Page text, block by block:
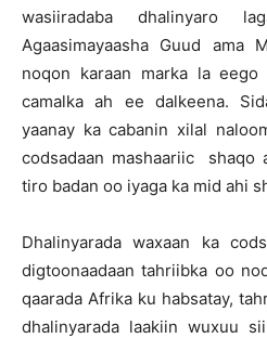
wasiiradaba dhalinyaro
Agaasimayaasha Guud ama
noqon karaan marka la eego
camalka ah ee dalkeena.
yaanay ka cabanin xilal
codsadaan mashaariic
tiro badan oo iyaga ka mid ahi
Dhalinyarada waxaan ka
digtoonaadaan tahriibka oo
qaarada Afrika ku habsatay,
dhalinyarada laakiin wuxuu